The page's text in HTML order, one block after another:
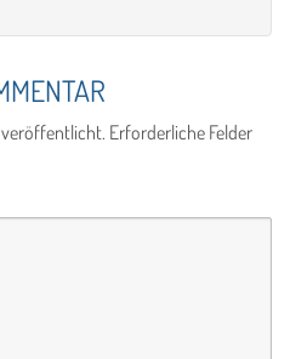
Erforderliche Felder